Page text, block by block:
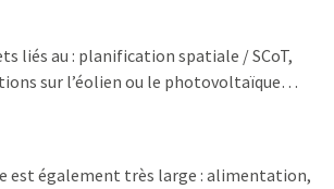
liés au : planification spatiale / SCoT,
sur l’éolien ou le photovoltaïque…
est également très large : alimentation,